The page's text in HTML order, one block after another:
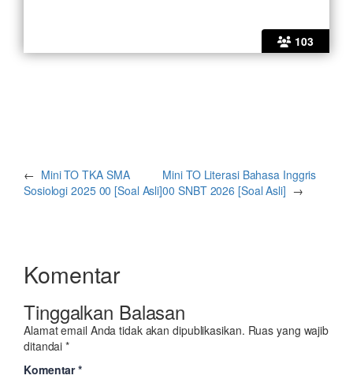
103
← Mini TO TKA SMA
Sosiologi 2025 00 [Soal Asli]
Mini TO Literasi Bahasa Inggris
00 SNBT 2026 [Soal Asli] →
Komentar
Tinggalkan Balasan
Alamat email Anda tidak akan dipublikasikan. Ruas yang wajib
ditandai*
Komentar*